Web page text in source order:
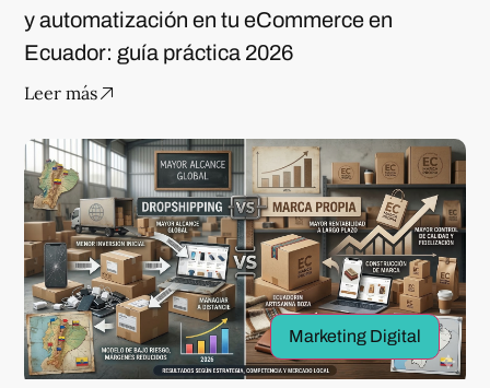
y automatización en tu eCommerce en
Ecuador: guía práctica 2026
Leer más
Marketing Digital